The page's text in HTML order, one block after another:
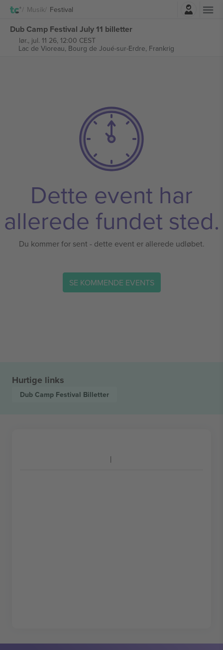
Musik Festival
Dub Camp Festival July 11 billetter
lør., jul. 11 26, 12:00 CEST
Lac de Vioreau, Bourg de Joué-sur-Erdre, Frankrig
Dette event har
allerede fundet sted.
Du kommer for sent - dette event er allerede udløbet.
SE KOMMENDE EVENTS
Hurtige links
Dub Camp Festival Billetter